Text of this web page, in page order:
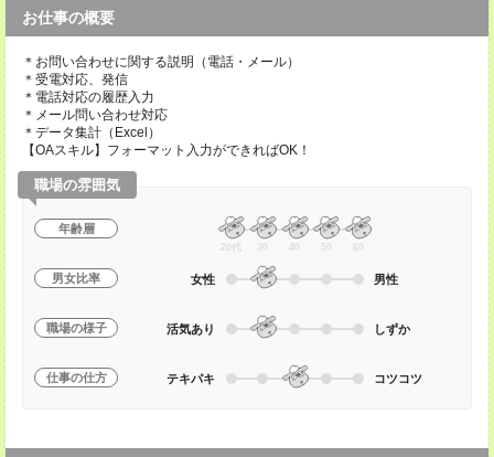
お仕事の概要
＊お問い合わせに関する説明（電話・メール）
＊受電対応、発信
＊電話対応の履歴入力
＊メール問い合わせ対応
＊データ集計（Excel）
【OAスキル】フォーマット入力ができればOK！
職場の雰囲気
年齢層
20代 30 40 50 60
男女比率 女性 男性
職場の様子 活気あり しずか
仕事の仕方 テキパキ コツコツ